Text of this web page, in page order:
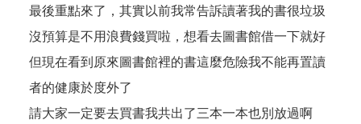
最後重點來了，其實以前我常告訴讀著我的書很垃圾
沒預算是不用浪費錢買啦，想看去圖書館借一下就好
但現在看到原來圖書館裡的書這麼危險我不能再置讀
者的健康於度外了
請大家一定要去買書我共出了三本一本也別放過啊